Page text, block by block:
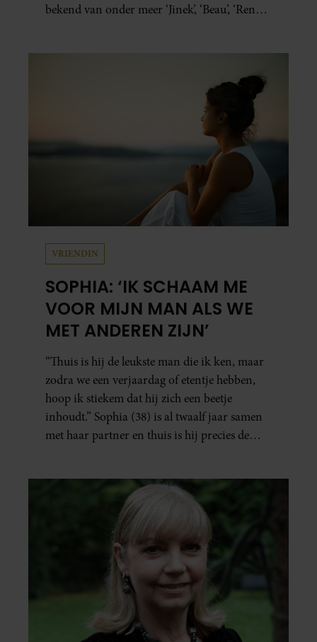
bekend van onder meer ‘Jinek’, ‘Beau’, ‘Renze’,
VRIENDIN
SOPHIA: ‘IK SCHAAM ME
VOOR MIJN MAN ALS WE
MET ANDEREN ZIJN’
“Thuis is hij de leukste man die ik ken, maar
zodra we een verjaardag of etentje hebben,
hoop ik stiekem dat hij zich een beetje
inhoudt.” Sophia (38) is al twaalf jaar samen
met haar partner en thuis is hij precies de
vaker schaamt zodra ze samen onder de